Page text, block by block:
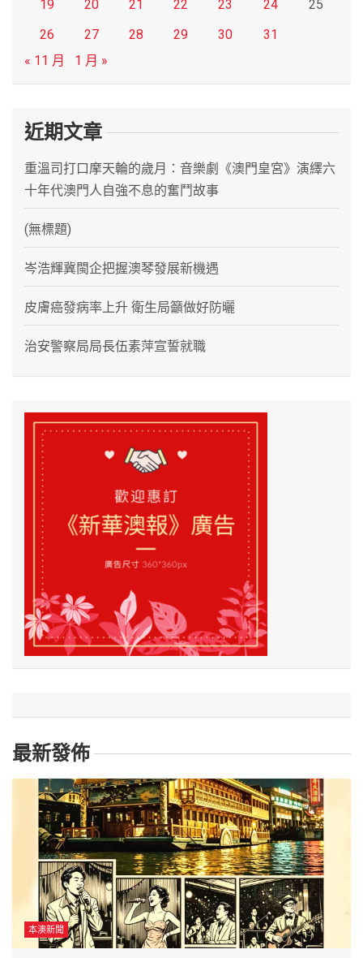
19 20 21 22 23 24
25
26
27 28 29 30
31
« 11 月
1 月 »
近期文章
重溫司打口摩天輪的歲月：音樂劇《澳門皇宮》演繹六
十年代澳門人自強不息的奮鬥故事
(無標題)
岑浩輝冀閩企把握澳琴發展新機遇
皮膚癌發病率上升 衛生局籲做好防曬
治安警察局局長伍素萍宣誓就職
最新發佈
本澳新聞